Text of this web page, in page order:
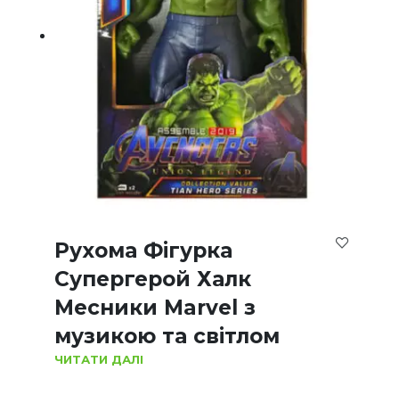
Рухома Фігурка
Супергерой Халк
Месники Marvel з
музикою та світлом
ЧИТАТИ ДАЛІ